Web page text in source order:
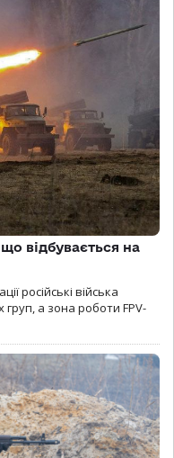
відбувається на
російські війська
груп, а зона роботи FPV-